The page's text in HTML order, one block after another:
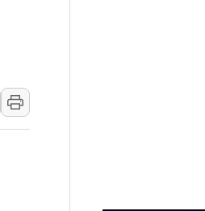
망해도 놀랍지 않아"
안권 8~9일 최대 100mm 호우
정' 체결… 수니파 국가들의 새 안보 협